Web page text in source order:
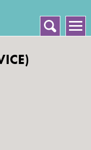
Hlavní menu
Vyhledávání